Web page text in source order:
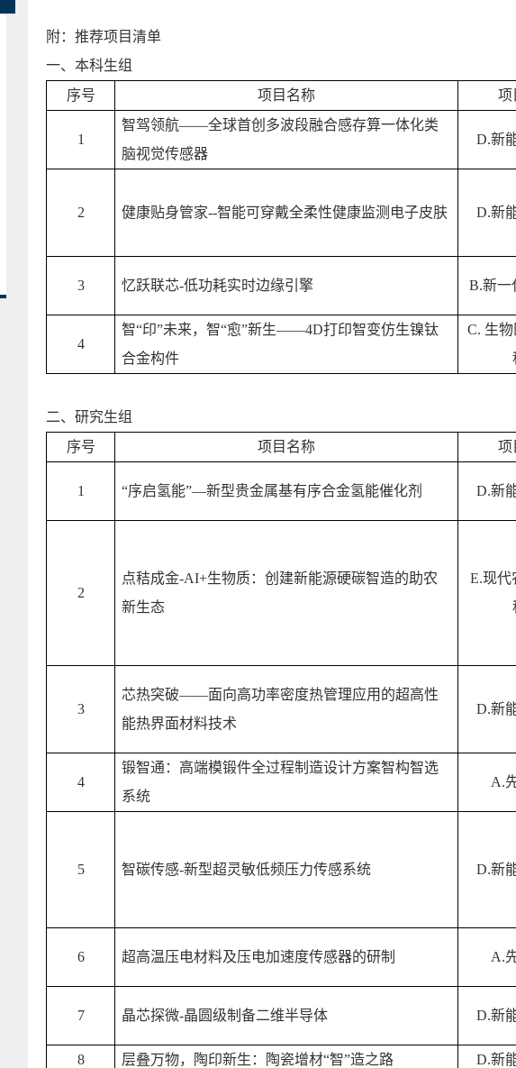
附：推荐项目清单
一、本科生组
序号
项目名称 项
1
智驾领航——全球首创多波段融合感存算一体化类
脑视觉传感器
D.新
2 健康贴身管家--智能可穿戴全柔性健康监测电子皮肤 D.新
3 忆跃联芯-低功耗实时边缘引擎 B.新一
4
智“印”未来，智“愈”新生——4D打印智变仿生镍钛
合金构件
C. 生
二、研究生组
序号
项目名称 项
1 “序启氢能”—新型贵金属基有序合金氢能催化剂 D.新
2
点秸成金-AI+生物质：创建新能源硬碳智造的助农
新生态
E.现代
3
芯热突破——面向高功率密度热管理应用的超高性
能热界面材料技术
D.新
4
锻智通：高端模锻件全过程制造设计方案智构智选
系统
A.
5 智碳传感-新型超灵敏低频压力传感系统 D.新
6 超高温压电材料及压电加速度传感器的研制 A.
7 晶芯探微-晶圆级制备二维半导体 D.新
8
层叠万物，陶印新生：陶瓷增材“智”造之路 D.新